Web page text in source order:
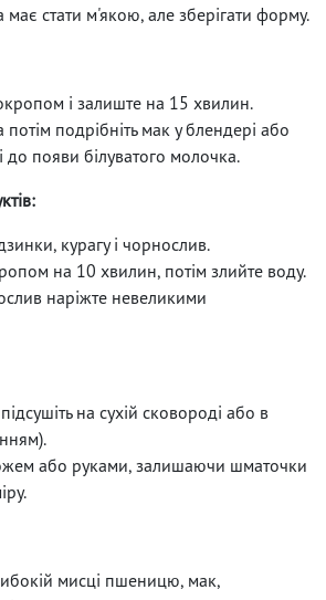
має стати м'якою, але зберігати форму.
і залиште на 15 хвилин.
потім подрібніть мак у блендері або
до появи білуватого молочка.
курагу і чорнослив.
на 10 хвилин, потім злийте воду.
наріжте невеликими
на сухій сковороді або в
або руками, залишаючи шматочки
мисці пшеницю, мак,